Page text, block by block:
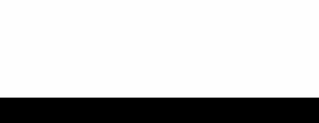
年齡、家庭狀況、照顧者狀態等，提供早期療育、全日托安置、醫療
庭因為疫情有特別的照顧需求，也會媒合物資提供宅配服務，幫助有需